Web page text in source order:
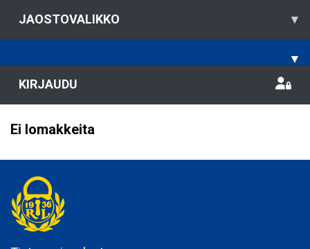
JAOSTOVALIKKO ▾
▾
KIRJAUDU
Ei lomakkeita